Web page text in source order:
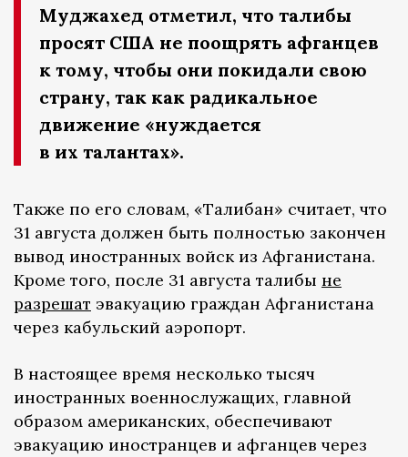
Муджахед отметил, что талибы
просят США не поощрять афганцев
к тому, чтобы они покидали свою
страну, так как радикальное
движение «нуждается
в их талантах».
Также по его словам, «Талибан» считает, что
31 августа должен быть полностью закончен
вывод иностранных войск из Афганистана.
Кроме того, после 31 августа талибы не
разрешат эвакуацию граждан Афганистана
через кабульский аэропорт.
В настоящее время несколько тысяч
иностранных военнослужащих, главной
образом американских, обеспечивают
эвакуацию иностранцев и афганцев через